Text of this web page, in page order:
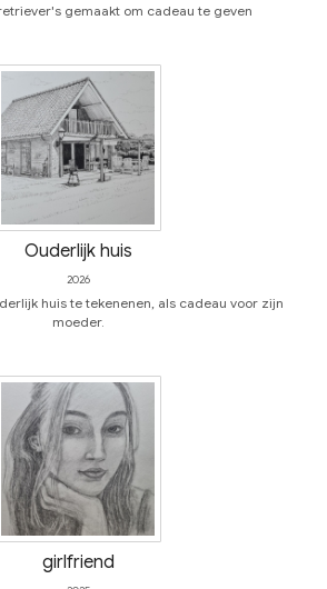
gemaakt om cadeau te geven
Ouderlijk huis
2026
huis te tekenenen, als cadeau voor zijn
moeder.
girlfriend